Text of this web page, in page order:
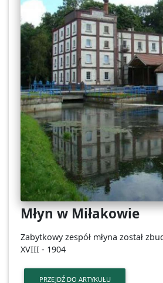
Młyn w Miłakowie
Zabytkowy zespół młyna został
XVIII - 1904
PRZEJDŹ DO ARTYKUŁU